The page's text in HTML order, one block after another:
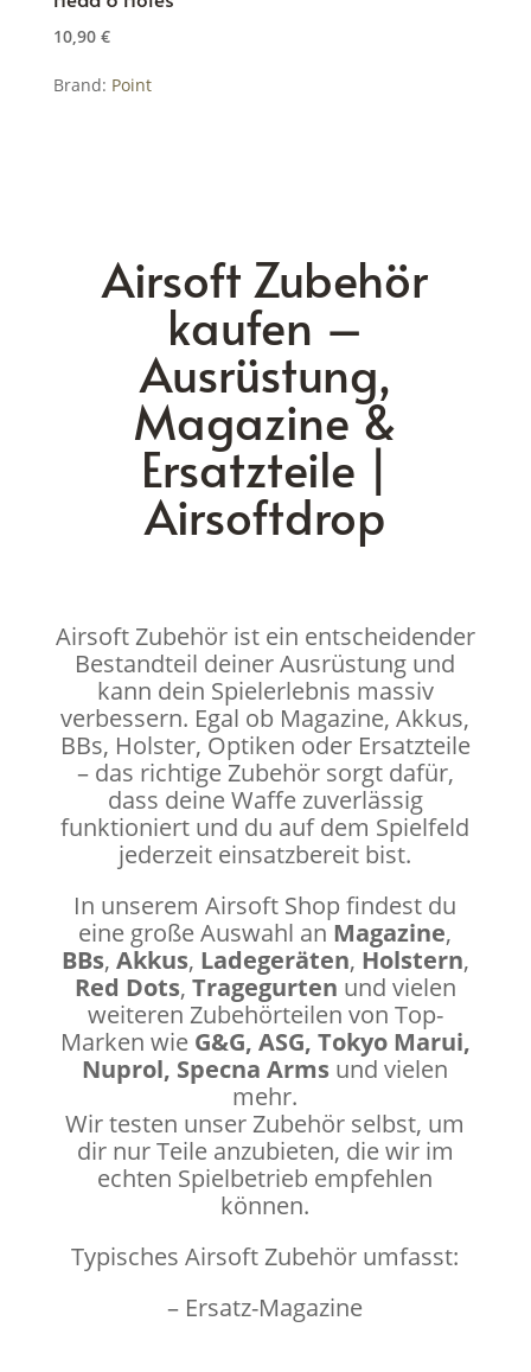
10,90 €
Brand: Point
Airsoft Zubehör
kaufen –
Ausrüstung,
Magazine &
Ersatzteile |
Airsoftdrop
Airsoft Zubehör ist ein entscheidender
Bestandteil deiner Ausrüstung und
kann dein Spielerlebnis massiv
verbessern. Egal ob Magazine, Akkus,
BBs, Holster, Optiken oder Ersatzteile
– das richtige Zubehör sorgt dafür,
dass deine Waffe zuverlässig
funktioniert und du auf dem Spielfeld
jederzeit einsatzbereit bist.
In unserem Airsoft Shop findest du
eine große Auswahl an Magazine,
BBs, Akkus, Ladegeräten, Holstern,
Red Dots, Tragegurten und vielen
weiteren Zubehörteilen von Top-
Marken wie G&G, ASG, Tokyo Marui,
Nuprol, Specna Arms und vielen
mehr.
Wir testen unser Zubehör selbst, um
dir nur Teile anzubieten, die wir im
echten Spielbetrieb empfehlen
können.
Typisches Airsoft Zubehör umfasst:
– Ersatz-Magazine